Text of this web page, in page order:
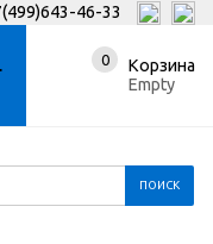
46-33
0
Корзина
Empty